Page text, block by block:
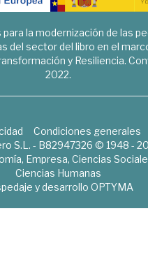
para la modernización de las
del sector del libro en el
y Resiliencia.
2022.
Condiciones generales
S.L. - B82947326 © 1948 -
Empresa, Ciencias
Ciencias Humanas
y desarrollo OPTYMA